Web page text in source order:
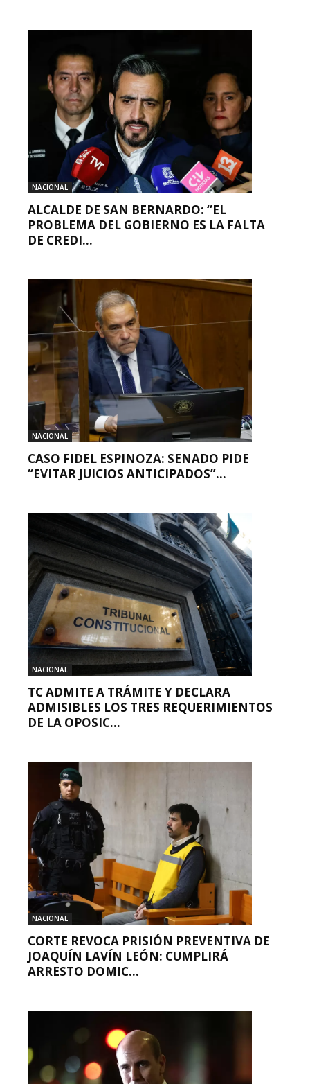
NACIONAL
ALCALDE DE SAN BERNARDO: “EL
PROBLEMA DEL GOBIERNO ES LA FALTA
DE CREDI...
NACIONAL
CASO FIDEL ESPINOZA: SENADO PIDE
“EVITAR JUICIOS ANTICIPADOS”...
NACIONAL
TC ADMITE A TRÁMITE Y DECLARA
ADMISIBLES LOS TRES REQUERIMIENTOS
DE LA OPOSIC...
NACIONAL
CORTE REVOCA PRISIÓN PREVENTIVA DE
JOAQUÍN LAVÍN LEÓN: CUMPLIRÁ
ARRESTO DOMIC...